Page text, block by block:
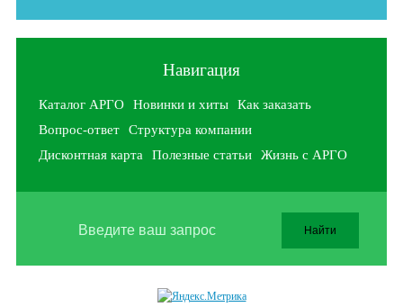
Навигация
Каталог АРГО Новинки и хиты
Как заказать
Вопрос-ответ
Структура компании
Дисконтная карта
Полезные статьи Жизнь с АРГО